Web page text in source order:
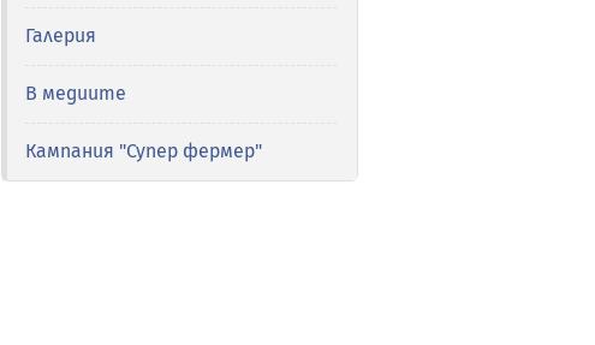
Галерия
В медиите
Кампания "Супер фермер"